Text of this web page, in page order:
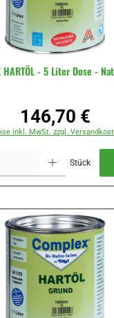
HARTÖL - 5 Liter Dose -
Regulärer Preis:
146,70 €
inkl. MwSt. zzgl.
Stück